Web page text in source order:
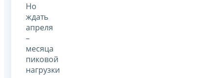
Но
ждать
апреля
–
месяца
пиковой
нагрузки